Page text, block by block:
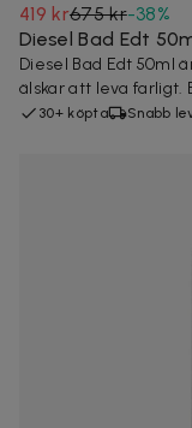
419 kr675 kr-38%
Diesel Bad Edt
Diesel Bad Edt 50ml
älskar att leva farligt.
30+ köpta Snabb